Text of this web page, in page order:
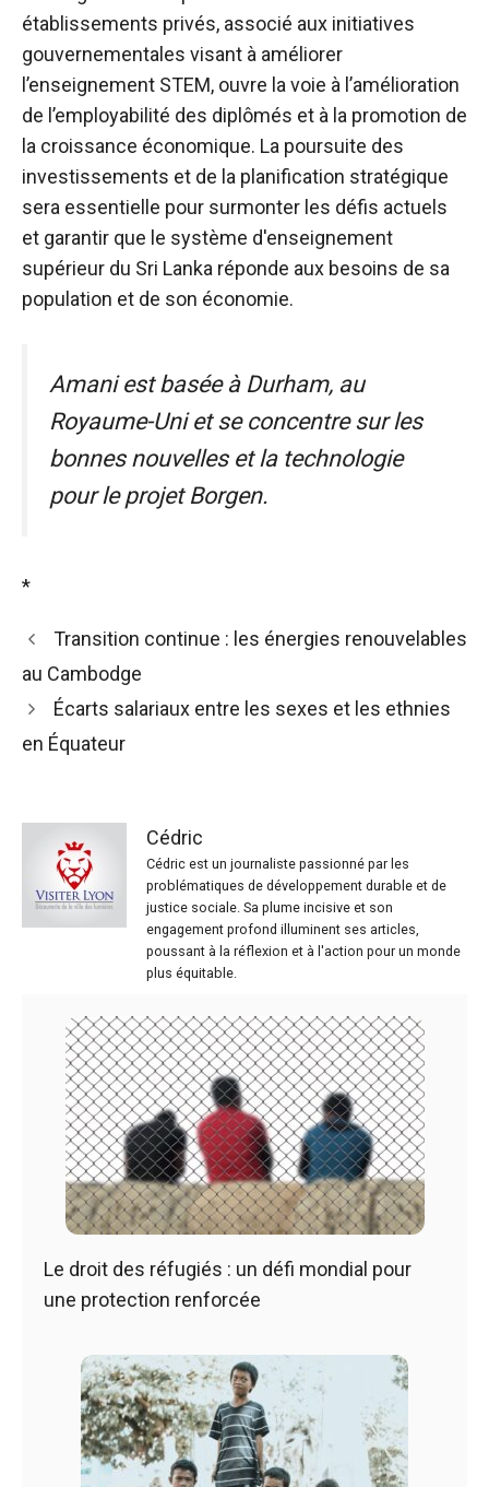
établissements privés, associé aux initiatives
gouvernementales visant à améliorer
l’enseignement STEM, ouvre la voie à l’amélioration
de l’employabilité des diplômés et à la promotion de
la croissance économique. La poursuite des
investissements et de la planification stratégique
sera essentielle pour surmonter les défis actuels
et garantir que le système d'enseignement
supérieur du Sri Lanka réponde aux besoins de sa
population et de son économie.
Amani est basée à Durham, au
Royaume-Uni et se concentre sur les
bonnes nouvelles et la technologie
pour le projet Borgen.
*
Transition continue : les énergies renouvelables
au Cambodge
Écarts salariaux entre les sexes et les ethnies
en Équateur
Cédric
Cédric est un journaliste passionné par les
problématiques de développement durable et de
justice sociale. Sa plume incisive et son
engagement profond illuminent ses articles,
poussant à la réflexion et à l'action pour un monde
plus équitable.
Le droit des réfugiés : un défi mondial pour
une protection renforcée